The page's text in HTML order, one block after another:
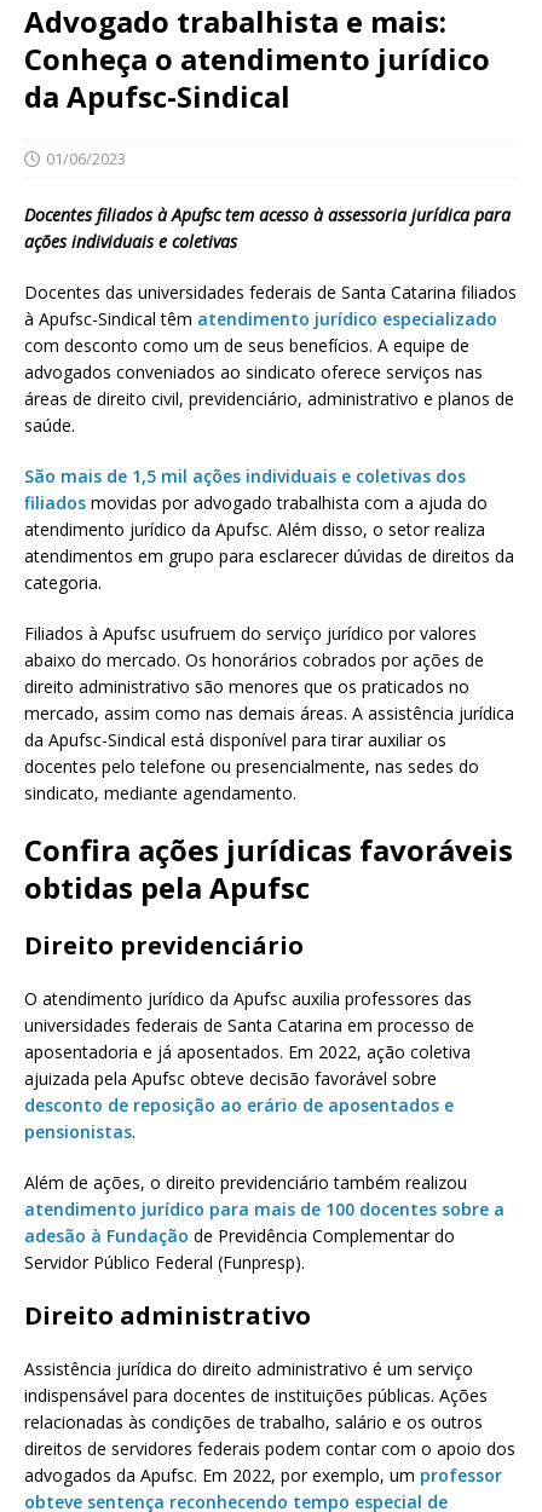
Advogado trabalhista e mais:
Conheça o atendimento jurídico
da Apufsc-Sindical
01/06/2023
Docentes filiados à Apufsc tem acesso à assessoria jurídica para
ações individuais e coletivas
Docentes das universidades federais de Santa Catarina filiados
à Apufsc-Sindical têm atendimento jurídico especializado
com desconto como um de seus benefícios. A equipe de
advogados conveniados ao sindicato oferece serviços nas
áreas de direito civil, previdenciário, administrativo e planos de
saúde.
São mais de 1,5 mil ações individuais e coletivas dos
filiados movidas por advogado trabalhista com a ajuda do
atendimento jurídico da Apufsc. Além disso, o setor realiza
atendimentos em grupo para esclarecer dúvidas de direitos da
categoria.
Filiados à Apufsc usufruem do serviço jurídico por valores
abaixo do mercado. Os honorários cobrados por ações de
direito administrativo são menores que os praticados no
mercado, assim como nas demais áreas. A assistência jurídica
da Apufsc-Sindical está disponível para tirar auxiliar os
docentes pelo telefone ou presencialmente, nas sedes do
sindicato, mediante agendamento.
Confira ações jurídicas favoráveis
obtidas pela Apufsc
Direito previdenciário
O atendimento jurídico da Apufsc auxilia professores das
universidades federais de Santa Catarina em processo de
aposentadoria e já aposentados. Em 2022, ação coletiva
ajuizada pela Apufsc obteve decisão favorável sobre
desconto de reposição ao erário de aposentados e
pensionistas.
Além de ações, o direito previdenciário também realizou
atendimento jurídico para mais de 100 docentes sobre a
adesão à Fundação de Previdência Complementar do
Servidor Público Federal (Funpresp).
Direito administrativo
Assistência jurídica do direito administrativo é um serviço
indispensável para docentes de instituições públicas. Ações
relacionadas às condições de trabalho, salário e os outros
direitos de servidores federais podem contar com o apoio dos
advogados da Apufsc. Em 2022, por exemplo, um professor
obteve sentença reconhecendo tempo especial de